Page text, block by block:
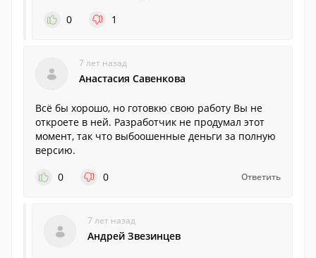
0
1
7 лет назад
Анастасия Савенкова
Всё бы хорошо, но готовкю свою работу Вы не
откроете в ней. Разработчик не продумал этот
момент, так что выбоошенные деньги за полную
версию.
0
0 Ответить
7 лет назад
Андрей Звезинцев